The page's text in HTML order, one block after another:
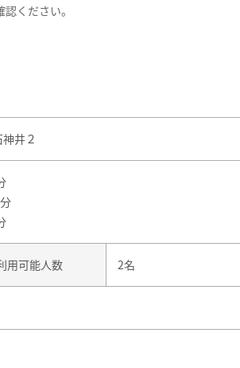
ください。
井２
用可能人数 2名